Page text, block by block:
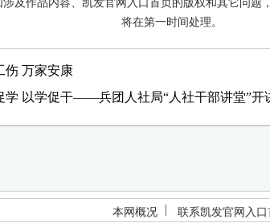
及作品内容、凯发官网入口首页的版权和其它问题
将在第一时间处理。
伤 万家安康
学 以学促干——兵团人社局“人社干部讲堂”开
本网概况 联系凯发官网入口